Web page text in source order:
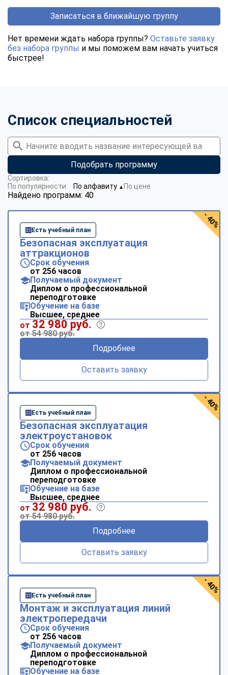
Записаться в ближайшую группу
Нет времени ждать набора группы? Оставьте заявку
без набора группы и мы поможем вам начать учиться
быстрее!
Список специальностей
Подобрать программу
Найдено программ: 40
Сортировка:
По популярности
По алфавиту ▼ По цене
Есть учебный план
Безопасная эксплуатация
аттракционов
Срок обучения
от 256 часов
Получаемый документ
Диплом о профессиональной
переподготовке
Обучение на базе
Высшее, среднее
от 32 980 руб.
от 54 980 руб.
Подробнее
Оставить заявку
- 40%
Есть учебный план
Безопасная эксплуатация
электроустановок
Срок обучения
от 256 часов
Получаемый документ
Диплом о профессиональной
переподготовке
Обучение на базе
Высшее, среднее
от 32 980 руб.
от 54 980 руб.
Подробнее
Оставить заявку
- 40%
Есть учебный план
Монтаж и эксплуатация линий
электропередачи
Срок обучения
от 256 часов
Получаемый документ
Диплом о профессиональной
переподготовке
Обучение на базе
- 40%